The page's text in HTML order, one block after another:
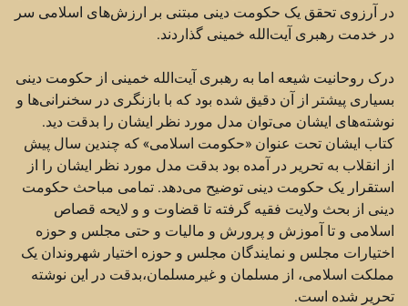
در آرزوی تحقق یک حکومت دینی مبتنی بر ارزش‌های اسلامی سر
در خدمت رهبری آیت‌الله خمینی گذاردند.
درک روحانیت شیعه اما به رهبری آیت‌الله خمینی از حکومت دینی
بسیاری پیشتر از آن دقیق شده بود که با بازنگری در سخنرانی‌ها و
نوشته‌های ایشان می‌توان مدل مورد نظر ایشان را بدقت دید.
کتاب ایشان تحت عنوان «حکومت اسلامی» که چندین سال پیش
از انقلاب به تحریر در آمده بود بدقت مدل مورد نظر ایشان را از
استقرار یک حکومت دینی توضیح می‌دهد. تمامی مباحث حکومت
دینی از بحث ولایت فقیه گرفته تا قضاوت و و لایحه قصاص
اسلامی و تا آموزش و پرورش و مالیات و حتی مجلس و حوزه
اختیارات مجلس و نمایندگان مجلس و حوزه اختیار شهروندان یک
مملکت اسلامی، از مسلمان و غیرمسلمان،‌بدقت در این نوشته
تحریر شده است.